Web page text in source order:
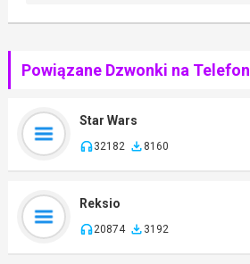
Powiązane Dzwonki na Telefon
Star Wars
32182 8160
Reksio
20874 3192